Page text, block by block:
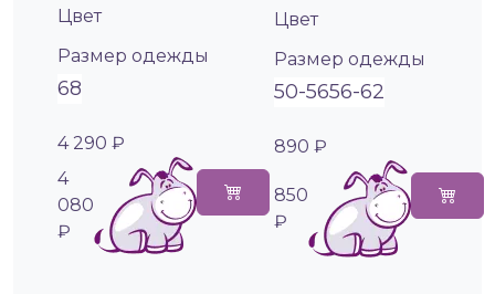
Цвет
Размер одежды
68
4 290 ₽
4
080
₽
Цвет
Размер одежды
50-5656-62
890 ₽
850
₽